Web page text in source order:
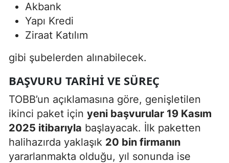
Akbank
Yapı Kredi
Ziraat Katılım
gibi şubelerden alınabilecek.
BAŞVURU TARIHI VE SÜREÇ
TOBB’un açıklamasına göre, genişletilen
ikinci paket için yeni başvurular 19 Kasım
2025 itibarıyla başlayacak. İlk paketten
halihazırda yaklaşık 20 bin firmanın
yararlanmakta olduğu, yıl sonunda ise